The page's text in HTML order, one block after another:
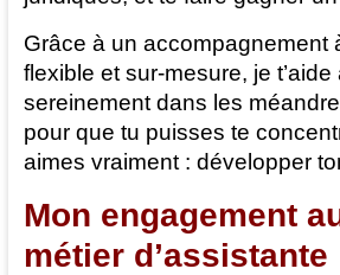
Grâce à un accompagnement
flexible et sur-mesure, je
sereinement dans les
pour que tu puisses te
aimes vraiment : développer
Mon engagement
métier d’assistante